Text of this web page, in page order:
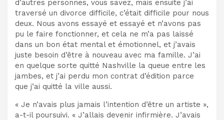
d’autres personnes, vous savez, mais ensuite j’ai
traversé un divorce difficile, c’était difficile pour nous
deux. Nous avons essayé et essayé et n’avons pas
pu le faire fonctionner, et cela ne m’a pas laissé
dans un bon état mental et émotionnel, et j’avais
juste besoin d’être à nouveau avec ma famille. J’ai
en quelque sorte quitté Nashville la queue entre les
jambes, et j’ai perdu mon contrat d’édition parce
que j’ai quitté la ville aussi.
« Je n’avais plus jamais l’intention d’être un artiste »,
a-t-il poursuivi. « J’allais devenir infirmière. J’avais